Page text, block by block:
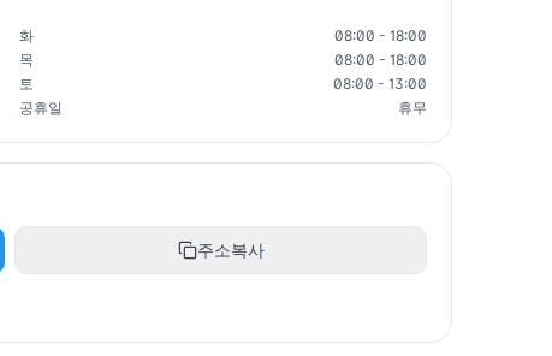
화
08:00 - 18:00
목
08:00 - 18:00
토
08:00 - 13:00
공휴일 휴무
주소복사